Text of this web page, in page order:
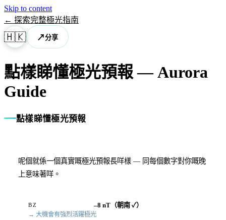
Skip to content
← 探索完整極光指南
🇭🇰 ↗分享
點樣睇懂極光預報— Aurora
Guide
點樣睇懂極光預報
呢個就係一個真實嘅極光預報長咩樣 — 同每個數字對你嘅晚
上意味著咩。
BZ –8 nT（朝南 ✓）
→ 大機會有強烈活躍極光